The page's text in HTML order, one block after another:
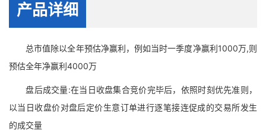
产品详细
总市值除以全年预估净赢利，例如当时一季度净赢利1000万,则
预估全年净赢利4000万
盘后成交量:在当日收盘集合竞价完毕后，依照时刻优先准则，
以当日收盘价对盘后定价生意订单进行逐笔接连促成的交易所发生
的成交量